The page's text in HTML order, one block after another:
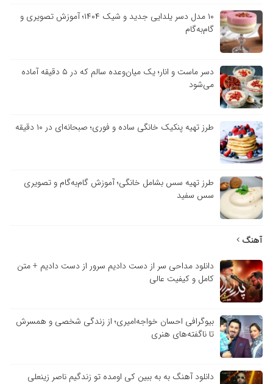
۱۰ مدل دسر یلدایی جدید و شیک ۱۴۰۴؛ آموزش تصویری و
گام‌به‌گام
دسر ماست و انار؛ یک میان‌وعده سالم که در ۵ دقیقه آماده
می‌شود
طرز تهیه پنکیک خانگی ساده و فوری؛ صبحانه‌ای در ۱۰ دقیقه
طرز تهیه سس بشامل خانگی؛ آموزش گام‌به‌گام و تصویری
سس سفید
آهنگ
دانلود مداحی سر از دست دادیم سرور از دست دادیم + متن
کامل و کیفیت عالی
بیوگرافی احسان خواجه‌امیری؛ از زندگی شخصی و همسرش
تا ناگفته‌های هنری
دانلود آهنگ به به ببین کی اومده تو زندگیم ناصر زینعلی